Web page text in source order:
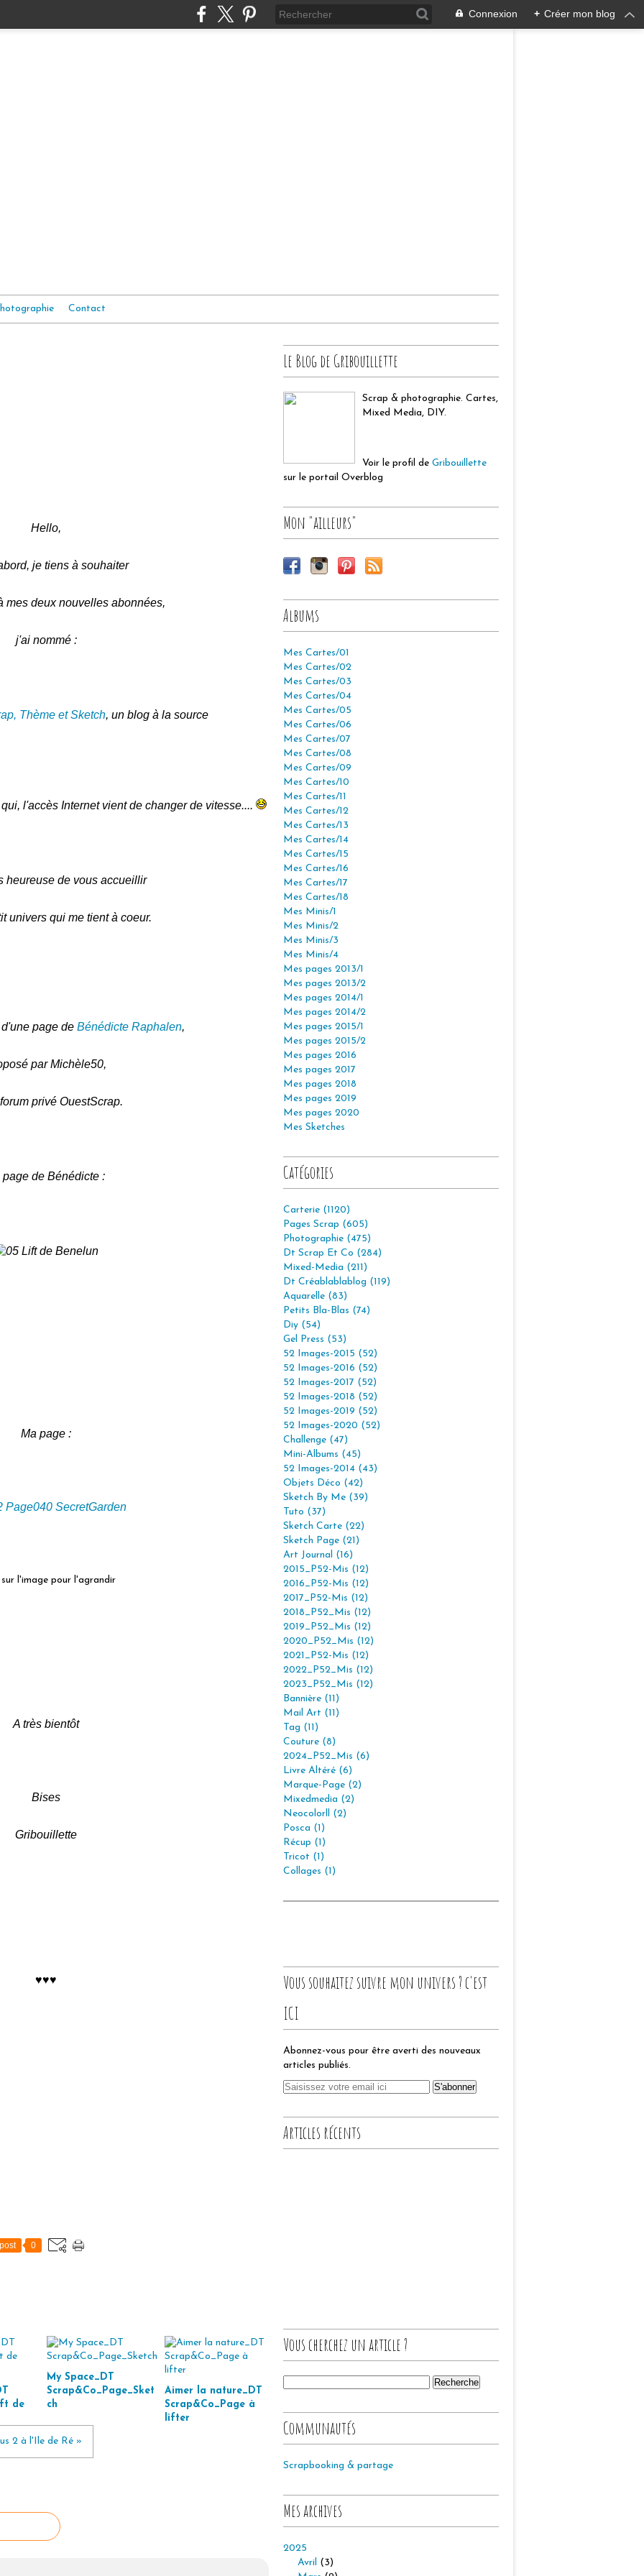
Connexion + Créer mon blog
Contact
Hello,
je tiens à souhaiter
mes deux nouvelles abonnées,
j'ai nommé :
Thème et Sketch, un blog à la source
l'accès Internet vient de changer de vitesse....
heureuse de vous accueillir
univers qui me tient à coeur.
page de Bénédicte Raphalen,
par Michèle50,
privé OuestScrap.
page de Bénédicte :
Ma page :
l'image pour l'agrandir
A très bientôt
Bises
Gribouillette
♥♥♥
0
de
My Space_DT
Scrap&Co_Page_Sket
ch
Aimer la nature_DT
Scrap&Co_Page à
lifter
2 à l'Ile de Ré »
Le Blog de Gribouillette
Scrap & photographie. Cartes,
Mixed Media, DIY.
Voir le profil de Gribouillette
sur le portail Overblog
Mon "ailleurs"
Albums
Mes Cartes/01
Mes Cartes/02
Mes Cartes/03
Mes Cartes/04
Mes Cartes/05
Mes Cartes/06
Mes Cartes/07
Mes Cartes/08
Mes Cartes/09
Mes Cartes/10
Mes Cartes/11
Mes Cartes/12
Mes Cartes/13
Mes Cartes/14
Mes Cartes/15
Mes Cartes/16
Mes Cartes/17
Mes Cartes/18
Mes Minis/1
Mes Minis/2
Mes Minis/3
Mes Minis/4
Mes pages 2013/1
Mes pages 2013/2
Mes pages 2014/1
Mes pages 2014/2
Mes pages 2015/1
Mes pages 2015/2
Mes pages 2016
Mes pages 2017
Mes pages 2018
Mes pages 2019
Mes pages 2020
Mes Sketches
Catégories
Carterie (1120)
Pages Scrap (605)
Photographie (475)
Dt Scrap Et Co (284)
Mixed-Media (211)
Dt Créablablablog (119)
Aquarelle (83)
Petits Bla-Blas (74)
Diy (54)
Gel Press (53)
52 Images-2015 (52)
52 Images-2016 (52)
52 Images-2017 (52)
52 Images-2018 (52)
52 Images-2019 (52)
52 Images-2020 (52)
Challenge (47)
Mini-Albums (45)
52 Images-2014 (43)
Objets Déco (42)
Sketch By Me (39)
Tuto (37)
Sketch Carte (22)
Sketch Page (21)
Art Journal (16)
2015_P52-Mis (12)
2016_P52-Mis (12)
2017_P52-Mis (12)
2018_P52_Mis (12)
2019_P52_Mis (12)
2020_P52_Mis (12)
2021_P52-Mis (12)
2022_P52_Mis (12)
2023_P52_Mis (12)
Bannière (11)
Mail Art (11)
Tag (11)
Couture (8)
2024_P52_Mis (6)
Livre Altéré (6)
Marque-Page (2)
Mixedmedia (2)
Neocolorll (2)
Posca (1)
Récup (1)
Tricot (1)
Collages (1)
Vous souhaitez suivre mon univers ? c'est
ICI
Abonnez-vous pour être averti des nouveaux
articles publiés.
Articles récents
Vous cherchez un article ?
Communautés
Scrapbooking & partage
Mes archives
2025
Avril (3)